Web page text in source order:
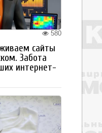
580
сайты
Забота
интернет-